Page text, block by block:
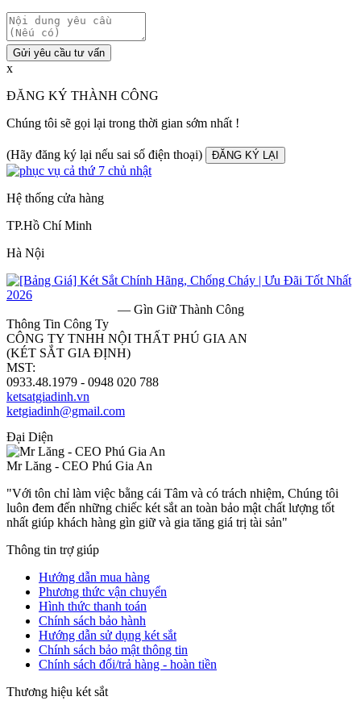
Gửi yêu cầu tư vấn
x
ĐĂNG KÝ THÀNH CÔNG
Chúng tôi sẽ gọi lại trong thời gian sớm nhất !
(Hãy đăng ký lại nếu sai số điện thoại) ĐĂNG KÝ LẠI
Hệ thống cửa hàng
TP.Hồ Chí Minh
Hà Nội
— Gìn Giữ Thành Công
Thông Tin Công Ty
CÔNG TY TNHH NỘI THẤT PHÚ GIA AN
(KÉT SẮT GIA ĐỊNH)
MST:
0933.48.1979 - 0948 020 788
ketsatgiadinh.vn
ketgiadinh@gmail.com
Đại Diện
Mr Lăng - CEO Phú Gia An
"Với tôn chỉ làm việc bằng cái Tâm và có trách nhiệm, Chúng tôi
luôn đem đến những chiếc két sắt an toàn bảo mật chất lượng tốt
nhất giúp khách hàng gìn giữ và gia tăng giá trị tài sản"
Thông tin trợ giúp
Hướng dẫn mua hàng
Phương thức vận chuyển
Hình thức thanh toán
Chính sách bảo hành
Hướng dẫn sử dụng két sắt
Chính sách bảo mật thông tin
Chính sách đổi/trả hàng - hoàn tiền
Thương hiệu két sắt